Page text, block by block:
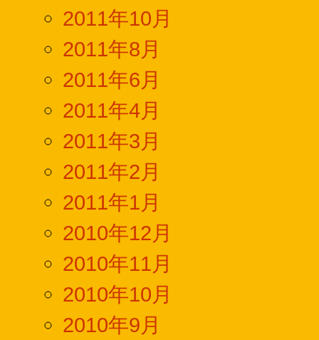
2011年10月
2011年8月
2011年6月
2011年4月
2011年3月
2011年2月
2011年1月
2010年12月
2010年11月
2010年10月
2010年9月